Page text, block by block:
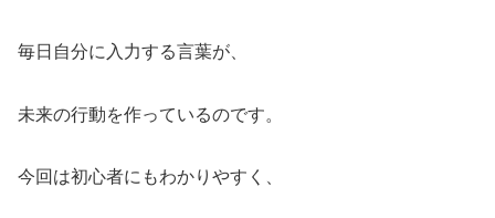
毎日自分に入力する言葉が、
未来の行動を作っているのです。
今回は初心者にもわかりやすく、